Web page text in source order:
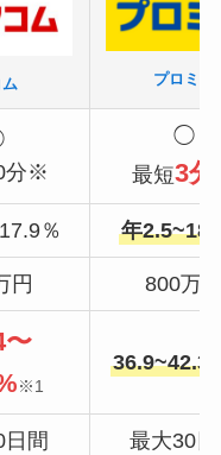
プロミス
分※
◯
最短3分
％ 年
円 800万
〜
※1
36.9~42.3
日間 最大30